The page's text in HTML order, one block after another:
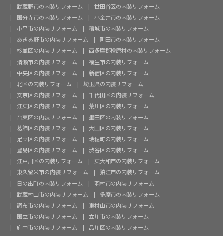
武蔵野市の内装リフォーム
世田谷区の内装リフォーム
国分寺市の内装リフォーム
小金井市の内装リフォーム
小平市の内装リフォーム
稲城市の内装リフォーム
あきる野市の内装リフォーム
町田市の内装リフォーム
杉並区の内装リフォーム
西多摩郡檜原村の内装リフォーム
清瀬市の内装リフォーム
福生市の内装リフォーム
中央区の内装リフォーム
新宿区の内装リフォーム
北区の内装リフォーム
埼玉県の内装リフォーム
文京区の内装リフォーム
千代田区の内装リフォーム
江東区の内装リフォーム
荒川区の内装リフォーム
台東区の内装リフォーム
墨田区の内装リフォーム
葛飾区の内装リフォーム
大田区の内装リフォーム
足立区の内装リフォーム
瑞穂町の内装リフォーム
豊島区の内装リフォーム
渋谷区の内装リフォーム
江戸川区の内装リフォーム
東大和市の内装リフォーム
東久留米市の内装リフォーム
狛江市の内装リフォーム
日の出町の内装リフォーム
羽村市の内装リフォーム
武蔵村山市の内装リフォーム
多摩市の内装リフォーム
調布市の内装リフォーム
東村山市の内装リフォーム
国立市の内装リフォーム
立川市の内装リフォーム
府中市の内装リフォーム
品川区の内装リフォーム